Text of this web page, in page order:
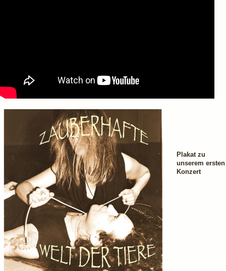
Plakat zu
unserem ersten
Konzert